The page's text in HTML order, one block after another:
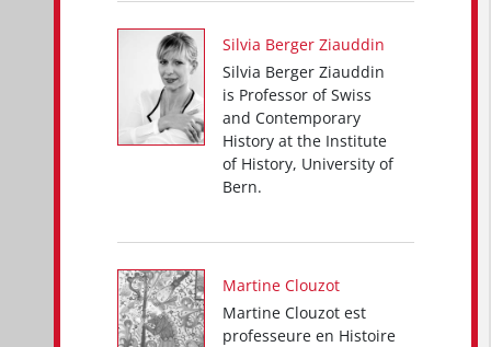
Silvia Berger Ziauddin
Silvia Berger Ziauddin
is Professor of Swiss
and Contemporary
History at the Institute
of History, University of
Bern.
Martine Clouzot
Martine Clouzot est
professeure en Histoire